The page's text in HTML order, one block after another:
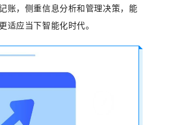
账，侧重信息分析和管理决策，能
适应当下智能化时代。